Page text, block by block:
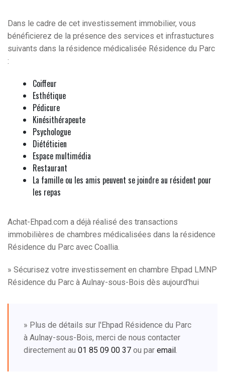
Dans le cadre de cet investissement immobilier, vous
bénéficierez de la présence des services et infrastuctures
suivants dans la résidence médicalisée Résidence du Parc
:
Coiffeur
Esthétique
Pédicure
Kinésithérapeute
Psychologue
Diététicien
Espace multimédia
Restaurant
La famille ou les amis peuvent se joindre au résident pour
les repas
Achat-Ehpad.com a déjà réalisé des transactions
immobilières de chambres médicalisées dans la résidence
Résidence du Parc avec Coallia.
» Sécurisez votre investissement en chambre Ehpad LMNP
Résidence du Parc à Aulnay-sous-Bois dès aujourd'hui
» Plus de détails sur l'Ehpad Résidence du Parc
à Aulnay-sous-Bois, merci de nous contacter
directement au 01 85 09 00 37 ou par email